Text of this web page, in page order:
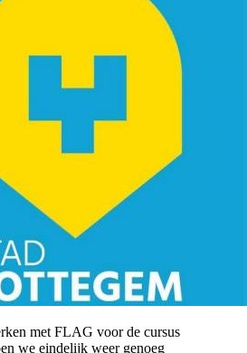
met FLAG voor de cursus
we eindelijk weer genoeg